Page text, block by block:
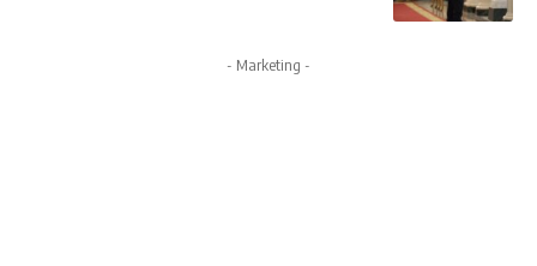
- Marketing -